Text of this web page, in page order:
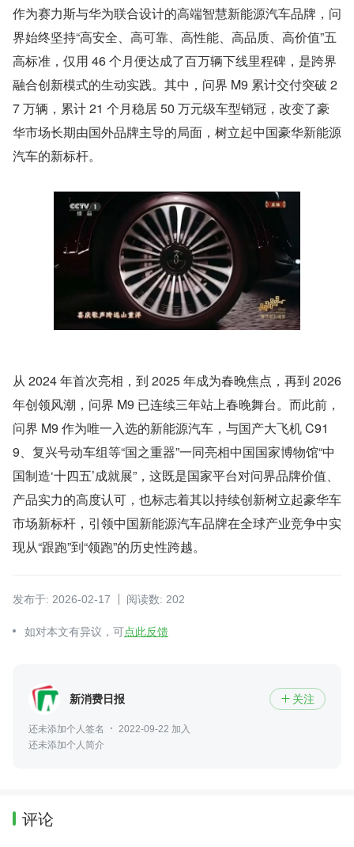
作为赛力斯与华为联合设计的高端智慧新能源汽车品牌，问
界始终坚持“高安全、高可靠、高性能、高品质、高价值”五
高标准，仅用 46 个月便达成了百万辆下线里程碑，是跨界
融合创新模式的生动实践。其中，问界 M9 累计交付突破 2
7 万辆，累计 21 个月稳居 50 万元级车型销冠，改变了豪
华市场长期由国外品牌主导的局面，树立起中国豪华新能源
汽车的新标杆。
从 2024 年首次亮相，到 2025 年成为春晚焦点，再到 2026
年创领风潮，问界 M9 已连续三年站上春晚舞台。而此前，
问界 M9 作为唯一入选的新能源汽车，与国产大飞机 C91
9、复兴号动车组等“国之重器”一同亮相中国国家博物馆“中
国制造‘十四五’成就展”，这既是国家平台对问界品牌价值、
产品实力的高度认可，也标志着其以持续创新树立起豪华车
市场新标杆，引领中国新能源汽车品牌在全球产业竞争中实
现从“跟跑”到“领跑”的历史性跨越。
发布于: 2026-02-17 阅读数: 202
如对本文有异议，可点此反馈
新消费日报  关注
还未添加个人签名
2022-09-22 加入
还未添加个人简介
评论